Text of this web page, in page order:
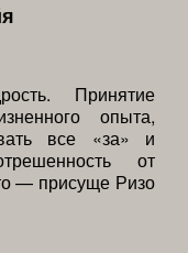
Принятие
опыта,
все «за» и
от
— присуще Ризо